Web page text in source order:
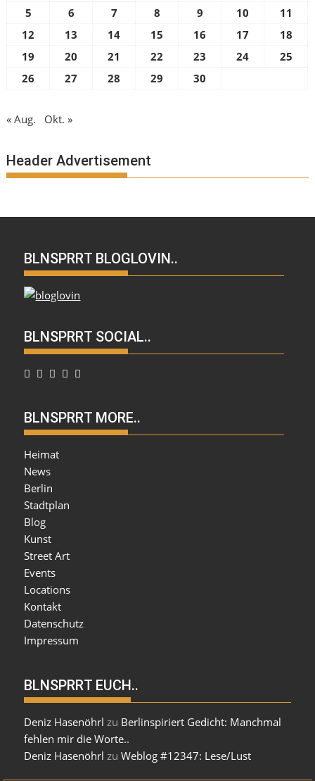
5
6 7 8 9 10
11
12
13 14 15 16 17
18
19
20 21 22 23 24
25
26
27 28 29 30
« Aug. Okt. »
Header Advertisement
BLNSPRRT BLOGLOVIN..
BLNSPRRT SOCIAL..
BLNSPRRT MORE..
Heimat
News
Berlin
Stadtplan
Blog
Kunst
Street Art
Events
Locations
Kontakt
Datenschutz
Impressum
BLNSPRRT EUCH..
Deniz Hasenöhrl zu Berlinspiriert Gedicht: Manchmal
fehlen mir die Worte..
Deniz Hasenöhrl zuWeblog #12347: Lese/Lust